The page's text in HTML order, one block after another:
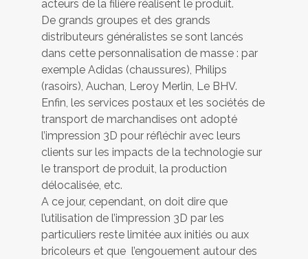
acteurs de la filière réalisent le produit.
De grands groupes et des grands
distributeurs généralistes se sont lancés
dans cette personnalisation de masse : par
exemple Adidas (chaussures), Philips
(rasoirs), Auchan, Leroy Merlin, Le BHV.
Enfin, les services postaux et les sociétés de
transport de marchandises ont adopté
l’impression 3D pour réfléchir avec leurs
clients sur les impacts de la technologie sur
le transport de produit, la production
délocalisée, etc.
A ce jour, cependant, on doit dire que
l’utilisation de l’impression 3D par les
particuliers reste limitée aux initiés ou aux
bricoleurs et que l’engouement autour des